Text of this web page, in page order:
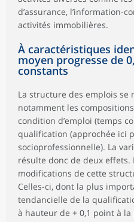
d’assurance, l’information-
activités immobilières.
À caractéristiques
moyen progresse de
constants
La structure des emplois se
notamment les
condition d’emploi (temps
qualification (approchée ici
socioprofessionnelle). La
résulte donc de deux effets.
modifications de cette
Celles-ci, dont la plus
tendancielle de la
à hauteur de + 0,1 point à